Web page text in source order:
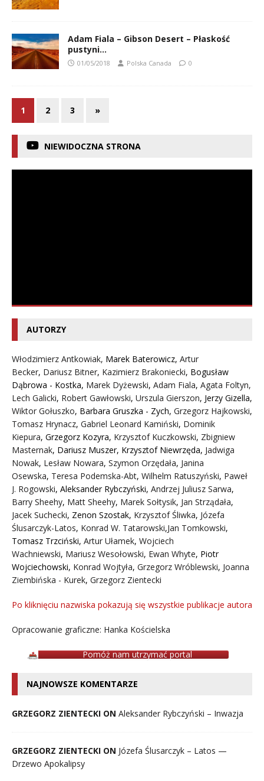
Adam Fiala – Gibson Desert – Płaskość
pustyni…
01/05/2018 Polska Canada 0
1 2 3 »
NIEWIDOCZNA STRONA
AUTORZY
Włodzimierz Antkowiak, Marek Baterowicz, Artur
Becker, Dariusz Bitner, Kazimierz Brakoniecki, Bogusław
Dąbrowa - Kostka, Marek Dyżewski, Adam Fiala, Agata Foltyn,
Lech Galicki, Robert Gawłowski, Urszula Gierszon, Jerzy Gizella,
Wiktor Gołuszko, Barbara Gruszka - Zych, Grzegorz Hajkowski,
Tomasz Hrynacz, Gabriel Leonard Kamiński, Dominik
Kiepura, Grzegorz Kozyra, Krzysztof Kuczkowski, Zbigniew
Masternak, Dariusz Muszer, Krzysztof Niewrzęda, Jadwiga
Nowak, Lesław Nowara, Szymon Orzędała, Janina
Osewska, Teresa Podemska-Abt, Wilhelm Ratuszyński, Paweł
J. Rogowski, Aleksander Rybczyński, Andrzej Juliusz Sarwa,
Barry Sheehy, Matt Sheehy, Marek Sołtysik, Jan Strządała,
Jacek Suchecki, Zenon Szostak, Krzysztof Śliwka, Józefa
Ślusarczyk-Latos, Konrad W. Tatarowski,Jan Tomkowski,
Tomasz Trzciński, Artur Ułamek, Wojciech
Wachniewski, Mariusz Wesołowski, Ewan Whyte, Piotr
Wojciechowski, Konrad Wojtyła, Grzegorz Wróblewski, Joanna
Ziembińska - Kurek, Grzegorz Zientecki
Po kliknięciu nazwiska pokazują się wszystkie publikacje autora
Opracowanie graficzne: Hanka Kościelska
Pomóż nam utrzymać portal
NAJNOWSZE KOMENTARZE
GRZEGORZ ZIENTECKI ON Aleksander Rybczyński – Inwazja
GRZEGORZ ZIENTECKI ON Józefa Ślusarczyk – Latos —
Drzewo Apokalipsy